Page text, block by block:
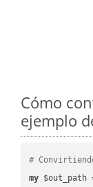
Cómo
ejemplo
#
my $out_path